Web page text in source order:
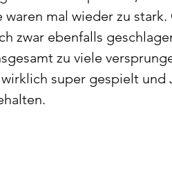
waren mal wieder zu
zwar ebenfalls
zu viele
super gespielt